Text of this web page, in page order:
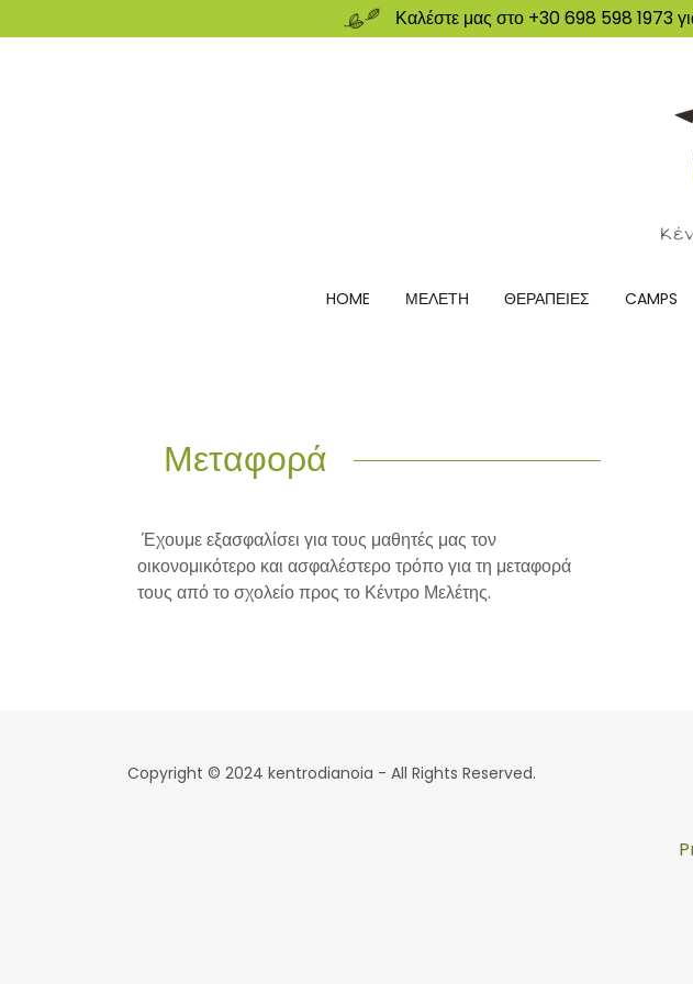
Καλέστε μας στο +30 698 598 1973
HOME ΜΕΛΕΤΗ ΘΕΡΑΠΕΙΕΣ CAMPS
Μεταφορά
Έχουμε εξασφαλίσει για τους μαθητές μας τον
οικονομικότερο και ασφαλέστερο τρόπο για τη μεταφορά
τους από το σχολείο προς το Κέντρο Μελέτης.
Copyright © 2024 kentrodianoia - All Rights Reserved.